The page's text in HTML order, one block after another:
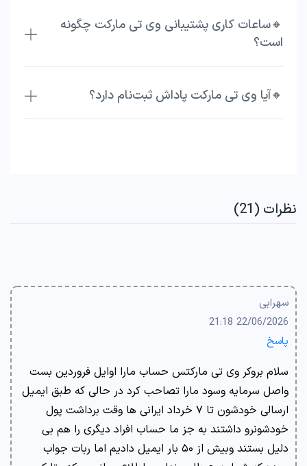
🔸ساعات کاری پشتیبانی وی تی مارکت چگونه
است؟
🔸آیا وی تی مارکت پاداش ثبت‌نام دارد؟
نظرات (21)
سهرابی
22/06/2026 21:18
پاسخ
سلام بروکر وی تی مارکتس حساب مارا اوایل فروردین بست
واصل سرمایه وسود مارا تصاحب کرد در حالی که طبق ایمیل
ارسالی خودشون تا ۷ خرداد ایرانی ها وقت برداشت پول
خودشونرو داشتند به جز ما حساب افراد دیگری را هم بی
دلیل بستند وبیش از ۵۰ بار ایمیل دادیم اما ربات جواب